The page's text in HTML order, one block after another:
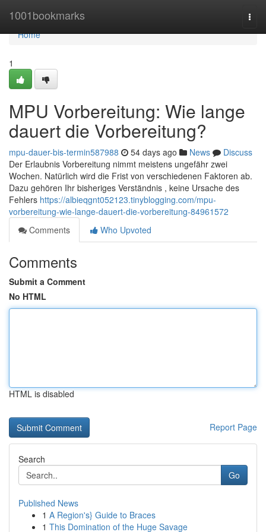
1001bookmarks
Home
Home
1
MPU Vorbereitung: Wie lange
dauert die Vorbereitung?
mpu-dauer-bis-termin587988 54 days ago News
Discuss
Der Erlaubnis Vorbereitung nimmt meistens ungefähr zwei
Wochen. Natürlich wird die Frist von verschiedenen Faktoren ab.
Dazu gehören Ihr bisheriges Verständnis , keine Ursache des
Fehlers https://albieqgnt052123.tinyblogging.com/mpu-
vorbereitung-wie-lange-dauert-die-vorbereitung-84961572
Comments
Who Upvoted
Comments
Submit a Comment
No HTML
HTML is disabled
Report Page
Search
Go
Published News
1 A Region's} Guide to Braces
1 This Domination of the Huge Savage